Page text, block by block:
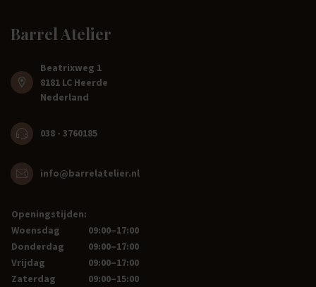
Barrel Atelier
Beatrixweg 1
8181 LC Heerde
Nederland
038 - 3760185
info@barrelatelier.nl
Openingstijden:
Woensdag
09:00–17:00
Donderdag
09:00–17:00
Vrijdag
09:00–17:00
Zaterdag
09:00–15:00